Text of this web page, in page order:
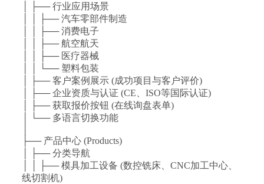
│ ├── 行业应用场景
│ │ ├── 汽车零部件制造
│ │ ├── 消费电子
│ │ ├── 航空航天
│ │ ├── 医疗器械
│ │ └── 塑料包装
│ ├── 客户案例展示 (成功项目与客户评价)
│ ├── 企业资质与认证 (CE、ISO等国际认证)
│ ├── 获取报价按钮 (在线询盘表单)
│ └── 多语言切换功能
├── 产品中心 (Products)
│ ├── 分类导航
│ │ ├── 模具加工设备 (数控铣床、CNC加工中心、
线切割机)